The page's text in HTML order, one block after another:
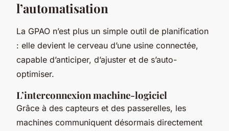
l’automatisation
La GPAO n’est plus un simple outil de planification
: elle devient le cerveau d’une usine connectée,
capable d’anticiper, d’ajuster et de s’auto-
optimiser.
L’interconnexion machine-logiciel
Grâce à des capteurs et des passerelles, les
machines communiquent désormais directement